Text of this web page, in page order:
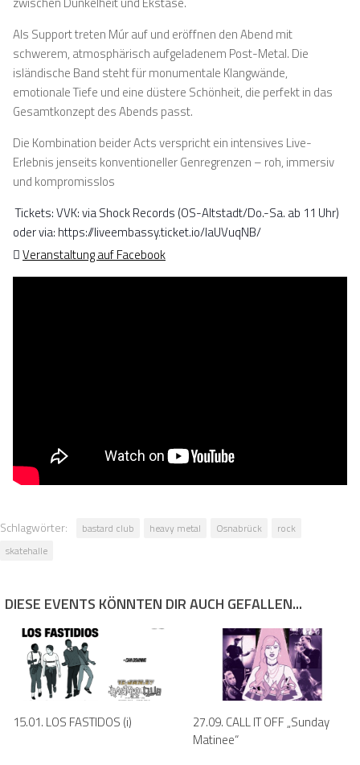
Als Support treten Múr auf und eröffnen den Abend mit
schwerem, atmosphärisch aufgeladenem Post-Metal. Die
isländische Band steht für monumentale Klangwände,
emotionale Tiefe und eine düstere Schönheit, die perfekt in das
Gesamtkonzept des Abends passt.
Die Kombination beider Acts verspricht ein intensives Live-
Erlebnis jenseits konventioneller Genregrenzen – roh, immersiv
und kompromisslos
Tickets: VVK: via Shock Records (OS-Altstadt/Do.-Sa. ab 11 Uhr)
oder via: https://liveembassy.ticket.io/laUVuqNB/
Veranstaltung auf Facebook
Schlagwörter: bastard club heavy metal Osnabrück
rock
skatehalle
DIESE EVENTS KÖNNTEN DIR AUCH GEFALLEN...
15.01. LOS FASTIDOS (i)
27.09. CALL IT OFF „Sunday
Matinee“